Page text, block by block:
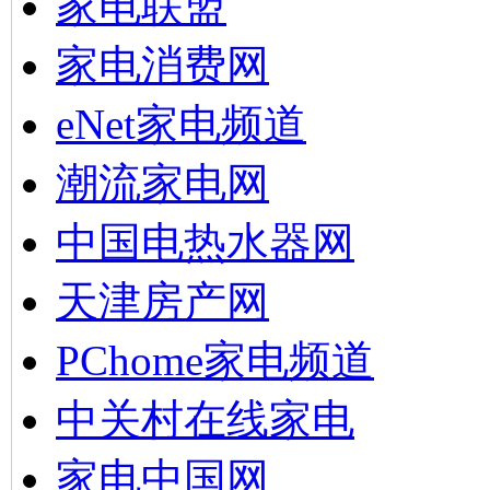
家电消费网
eNet家电频道
潮流家电网
中国电热水器网
天津房产网
PChome家电频道
中关村在线家电
家电中国网